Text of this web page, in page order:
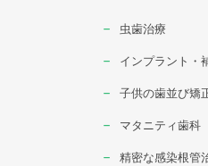
⾍⻭治療
インプラント・
⼦供の⻭並び矯
マタニティ⻭科
精密な感染根管